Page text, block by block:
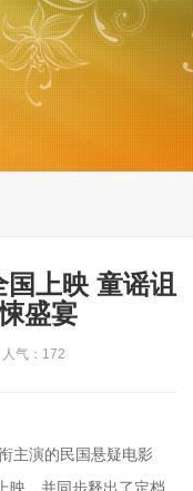
国上映 童谣诅
盛宴
气：172
主演的民国悬疑电影